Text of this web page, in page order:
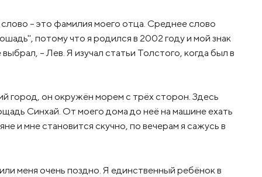
- это фамилия моего отца. Среднее слово
потому что я родился в 2002 году и мой знак
– Лев. Я изучал статьи Толстого, когда был в
город, он окружён морем с трёх сторон. Здесь
Синхай. От моего дома до неё на машине ехать
и мне становится скучно, по вечерам я сажусь в
меня очень поздно. Я единственный ребёнок в